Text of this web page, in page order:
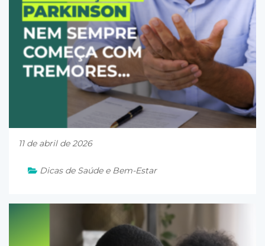
11 de abril de 2026
Dicas de Saúde e Bem-Estar